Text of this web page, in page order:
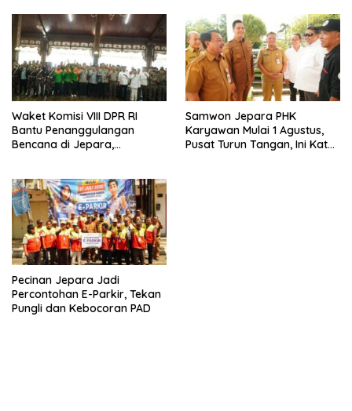
Waket Komisi VIII DPR RI
Bantu Penanggulangan
Bencana di Jepara,
Samwon Jepara PHK
Karyawan Mulai 1 Agustus,
Pusat Turun Tangan, Ini Kata
Pecinan Jepara Jadi
Percontohan E-Parkir, Tekan
Pungli dan Kebocoran PAD